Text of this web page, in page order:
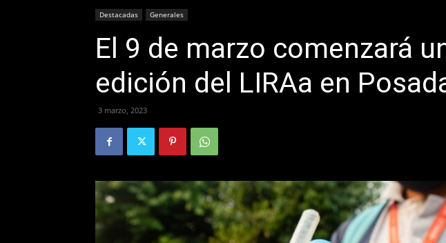
Destacadas Generales
El 9 de marzo comenzará
edición del LIRAa en
3 marzo, 2023